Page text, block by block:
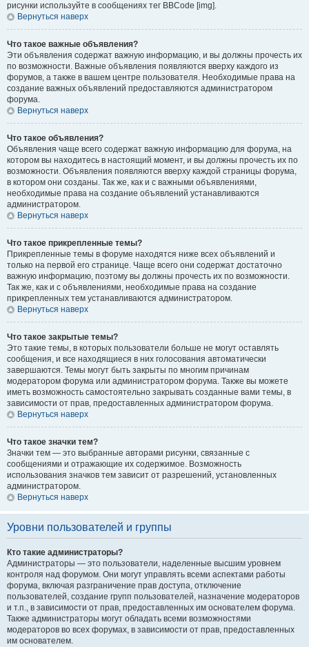
рисунки используйте в сообщениях тег BBCode [img].
Вернуться наверх
Что такое важные объявления?
Эти объявления содержат важную информацию, и вы должны прочесть их
по возможности. Важные объявления появляются вверху каждого из
форумов, а также в вашем центре пользователя. Необходимые права на
создание важных объявлений предоставляются администратором
форума.
Вернуться наверх
Что такое объявления?
Объявления чаще всего содержат важную информацию для форума, на
котором вы находитесь в настоящий момент, и вы должны прочесть их по
возможности. Объявления появляются вверху каждой страницы форума,
в котором они созданы. Так же, как и с важными объявлениями,
необходимые права на создание объявлений устанавливаются
администратором.
Вернуться наверх
Что такое прикрепленные темы?
Прикрепленные темы в форуме находятся ниже всех объявлений и
только на первой его странице. Чаще всего они содержат достаточно
важную информацию, поэтому вы должны прочесть их по возможности.
Так же, как и с объявлениями, необходимые права на создание
прикрепленных тем устанавливаются администратором.
Вернуться наверх
Что такое закрытые темы?
Это такие темы, в которых пользователи больше не могут оставлять
сообщения, и все находящиеся в них голосования автоматически
завершаются. Темы могут быть закрыты по многим причинам
модератором форума или администратором форума. Также вы можете
иметь возможность самостоятельно закрывать созданные вами темы, в
зависимости от прав, предоставленных администратором форума.
Вернуться наверх
Что такое значки тем?
Значки тем — это выбранные авторами рисунки, связанные с
сообщениями и отражающие их содержимое. Возможность
использования значков тем зависит от разрешений, установленных
администратором.
Вернуться наверх
Уровни пользователей и группы
Кто такие администраторы?
Администраторы — это пользователи, наделенные высшим уровнем
контроля над форумом. Они могут управлять всеми аспектами работы
форума, включая разграничение прав доступа, отключение
пользователей, создание групп пользователей, назначение модераторов
и т.п., в зависимости от прав, предоставленных им основателем форума.
Также администраторы могут обладать всеми возможностями
модераторов во всех форумах, в зависимости от прав, предоставленных
им основателем.